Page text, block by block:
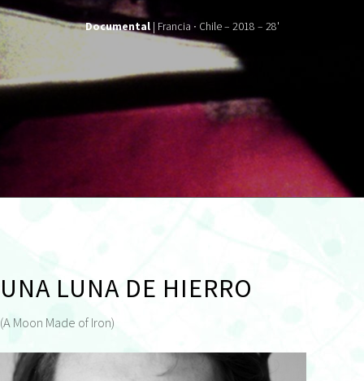
Documental| Francia ∙ Chile – 2018 – 28'
UNA LUNA DE HIERRO
(A Moon Made of Iron)